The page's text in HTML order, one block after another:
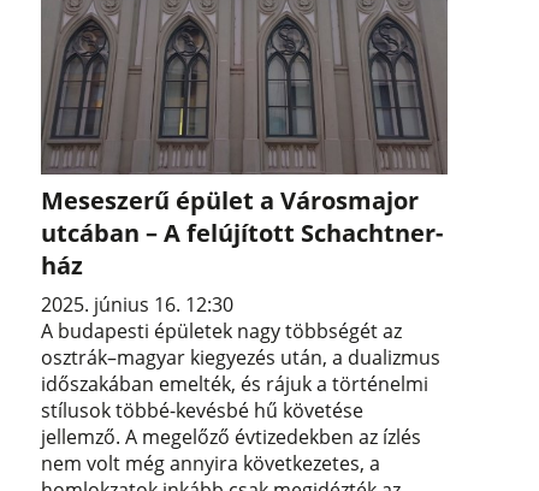
Meseszerű épület a Városmajor
utcában – A felújított Schachtner-
ház
2025. június 16. 12:30
A budapesti épületek nagy többségét az
osztrák–magyar kiegyezés után, a dualizmus
időszakában emelték, és rájuk a történelmi
stílusok többé-kevésbé hű követése
jellemző. A megelőző évtizedekben az ízlés
nem volt még annyira következetes, a